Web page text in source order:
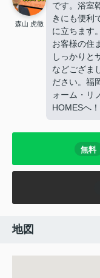
森山 虎徹
です。浴室
きにも便利
に立ちます
お客様の住
しっかりと
などござま
ださい。福
ォーム・リ
HOMESへ！
無料
地図